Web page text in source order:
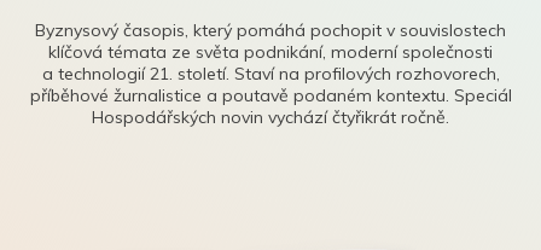
Byznysový časopis, který pomáhá pochopit v souvislostech
klíčová témata ze světa podnikání, moderní společnosti
a technologií 21. století. Staví na profilových rozhovorech,
příběhové žurnalistice a poutavě podaném kontextu. Speciál
Hospodářských novin vychází čtyřikrát ročně.